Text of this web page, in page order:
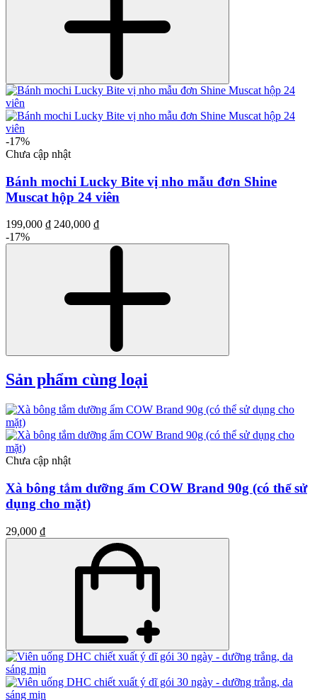
-17%
Chưa cập nhật
Bánh mochi Lucky Bite vị nho mẫu đơn Shine
Muscat hộp 24 viên
199,000 ₫ 240,000 ₫
-17%
Sản phẩm cùng loại
Chưa cập nhật
Xà bông tắm dưỡng ẩm COW Brand 90g (có thể sử
dụng cho mặt)
29,000 ₫